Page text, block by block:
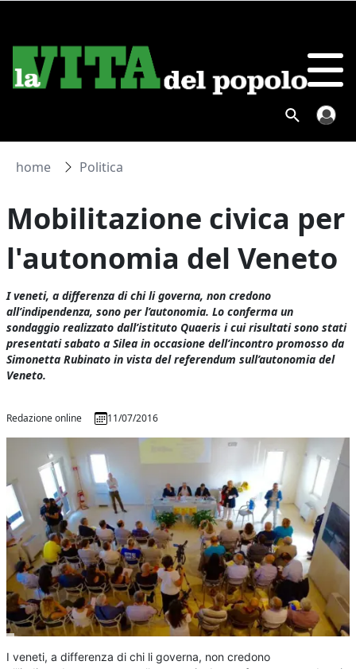
home Politica
Mobilitazione civica per
l'autonomia del Veneto
I veneti, a differenza di chi li governa, non credono
all’indipendenza, sono per l’autonomia. Lo conferma un
sondaggio realizzato dall’istituto Quaeris i cui risultati sono stati
presentati sabato a Silea in occasione dell’incontro promosso da
Simonetta Rubinato in vista del referendum sull’autonomia del
Veneto.
Redazione online 11/07/2016
I veneti, a differenza di chi li governa, non credono